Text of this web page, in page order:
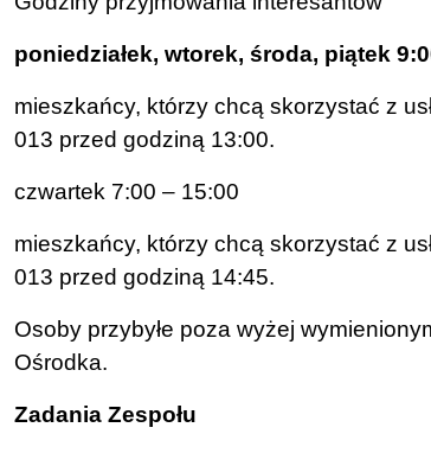
poniedziałek, wtorek, środa, piątek
mieszkańcy, którzy chcą skorzystać z
013 przed godziną 13:00.
czwartek 7:00 – 15:00
mieszkańcy, którzy chcą skorzystać z
013 przed godziną 14:45.
Osoby przybyłe poza wyżej
Ośrodka.
Zadania Zespołu